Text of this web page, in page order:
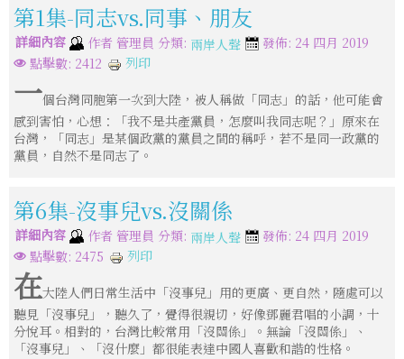
第1集-同志vs.同事、朋友
詳細內容 作者 管理員 分類: 兩岸人聲
發佈: 24 四月 2019
點擊數: 2412
列印
一個台灣同胞第一次到大陸，被人稱做「同志」的話，他可能會
感到害怕，心想：「我不是共產黨員，怎麼叫我同志呢？」原來在
台灣，「同志」是某個政黨的黨員之間的稱呼，若不是同一政黨的
黨員，自然不是同志了。
第6集-沒事兒vs.沒關係
詳細內容 作者 管理員 分類: 兩岸人聲
發佈: 24 四月 2019
點擊數: 2475
列印
在大陸人們日常生活中「沒事兒」用的更廣、更自然，隨處可以
聽見「沒事兒」，聽久了，覺得很親切，好像鄧麗君唱的小調，十
分悅耳。相對的，台灣比較常用「沒關係」。無論「沒關係」、
「沒事兒」、「沒什麼」都很能表達中國人喜歡和諧的性格。